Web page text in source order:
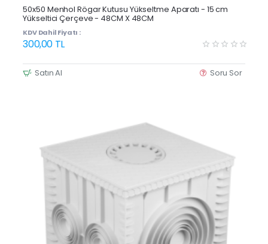
Yeni Ürün
50x50 Menhol Rögar Kutusu Yükseltme Aparatı - 15 cm
Yükseltici Çerçeve - 48CM X 48CM
KDV Dahil Fiyatı :
300,00 TL
Satın Al Soru Sor